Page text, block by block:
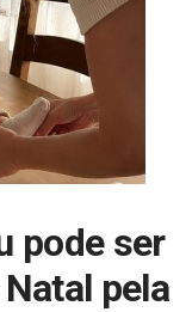
pode ser
pela